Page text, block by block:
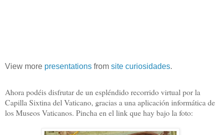
View more presentations from site curiosidades.
Ahora podéis disfrutar de un espléndido recorrido virtual por la
Capilla Sixtina del Vaticano, gracias a una aplicación informática de
los Museos Vaticanos. Pincha en el link que hay bajo la foto: